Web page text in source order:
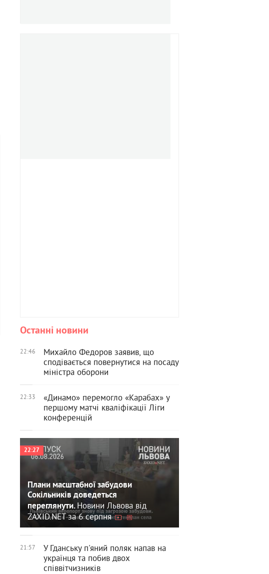
Останні новини
22:46
Михайло Федоров заявив, що
сподівається повернутися на посаду
міністра оборони
22:33
«Динамо» перемогло «Карабах» у
першому матчі кваліфікації Ліги
конференцій
22:27
Плани масштабної забудови
Сокільників доведеться
переглянути. Новини Львова від
ZAXID.NET за 6 серпня
21:57
У Гданську п'яний поляк напав на
українця та побив двох
співвітчизників